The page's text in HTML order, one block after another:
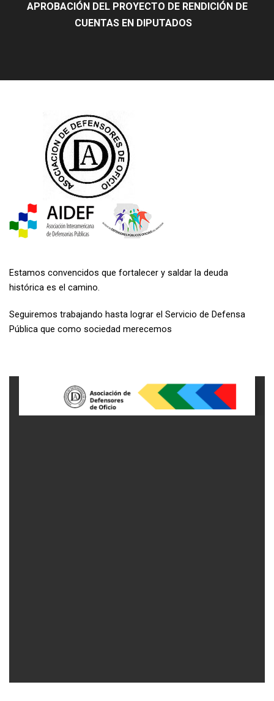
APROBACIÓN DEL PROYECTO DE RENDICIÓN DE
CUENTAS EN DIPUTADOS
Estamos convencidos que fortalecer y saldar la deuda
histórica es el camino.
Seguiremos trabajando hasta lograr el Servicio de Defensa
Pública que como sociedad merecemos